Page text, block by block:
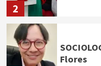
2
Flores